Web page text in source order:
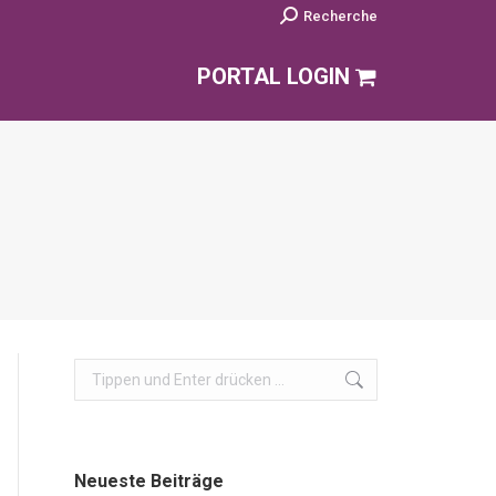
Search:Recherche
PORTAL LOGIN
Search:
Neueste Beiträge